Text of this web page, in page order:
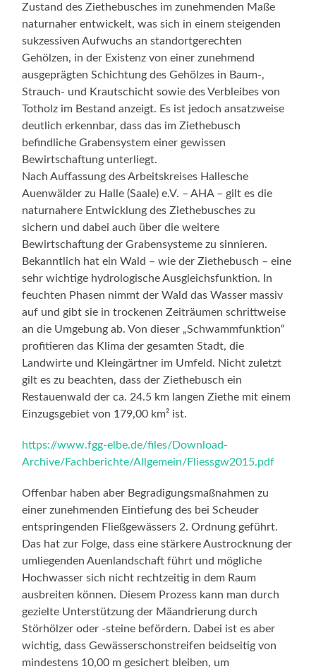
Zustand des Ziethebusches im zunehmenden Maße
naturnaher entwickelt, was sich in einem steigenden
sukzessiven Aufwuchs an standortgerechten
Gehölzen, in der Existenz von einer zunehmend
ausgeprägten Schichtung des Gehölzes in Baum-,
Strauch- und Krautschicht sowie des Verbleibes von
Totholz im Bestand anzeigt. Es ist jedoch ansatzweise
deutlich erkennbar, dass das im Ziethebusch
befindliche Grabensystem einer gewissen
Bewirtschaftung unterliegt.
Nach Auffassung des Arbeitskreises Hallesche
Auenwälder zu Halle (Saale) e.V. – AHA – gilt es die
naturnahere Entwicklung des Ziethebusches zu
sichern und dabei auch über die weitere
Bewirtschaftung der Grabensysteme zu sinnieren.
Bekanntlich hat ein Wald – wie der Ziethebusch – eine
sehr wichtige hydrologische Ausgleichsfunktion. In
feuchten Phasen nimmt der Wald das Wasser massiv
auf und gibt sie in trockenen Zeiträumen schrittweise
an die Umgebung ab. Von dieser „Schwammfunktion“
profitieren das Klima der gesamten Stadt, die
Landwirte und Kleingärtner im Umfeld. Nicht zuletzt
gilt es zu beachten, dass der Ziethebusch ein
Restauenwald der ca. 24.5 km langen Ziethe mit einem
Einzugsgebiet von 179,00 km² ist.
https://www.fgg-elbe.de/files/Download-
Archive/Fachberichte/Allgemein/Fliessgw2015.pdf
Offenbar haben aber Begradigungsmaßnahmen zu
einer zunehmenden Eintiefung des bei Scheuder
entspringenden Fließgewässers 2. Ordnung geführt.
Das hat zur Folge, dass eine stärkere Austrocknung der
umliegenden Auenlandschaft führt und mögliche
Hochwasser sich nicht rechtzeitig in dem Raum
ausbreiten können. Diesem Prozess kann man durch
gezielte Unterstützung der Mäandrierung durch
Störhölzer oder -steine befördern. Dabei ist es aber
wichtig, dass Gewässerschonstreifen beidseitig von
mindestens 10,00 m gesichert bleiben, um